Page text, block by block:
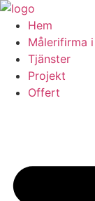
Skip
content
Hem
Målerifirma
Tjänster
Projekt
Offert